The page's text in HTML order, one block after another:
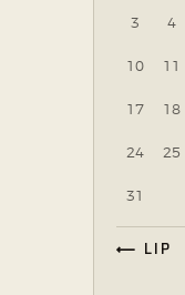
3 4
10 11
17 18
24 25
31
« LIP